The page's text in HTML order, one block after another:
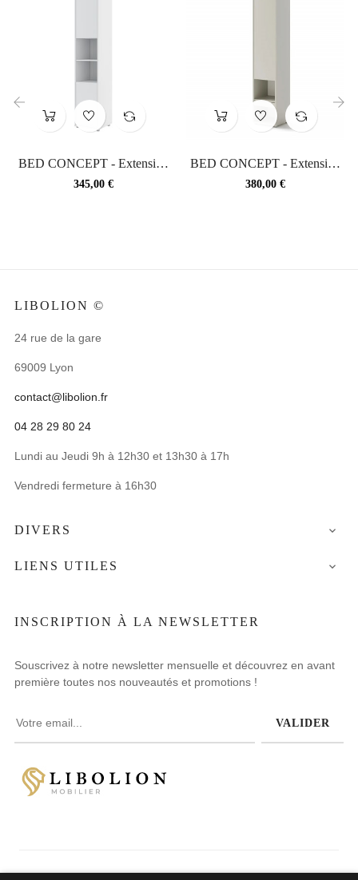
BED CONCEPT - Extension
de rangement pour lit...
Prix
345,00 €
BED CONCEPT - Extension
de rangement pour lit...
Prix
380,00 €
LIBOLION ©
24 rue de la gare
69009 Lyon
contact@libolion.fr
04 28 29 80 24
Lundi au Jeudi 9h à 12h30 et 13h30 à 17h
Vendredi fermeture à 16h30
DIVERS 
LIENS UTILES 
INSCRIPTION À LA NEWSLETTER
Souscrivez à notre newsletter mensuelle et découvrez en avant
première toutes nos nouveautés et promotions !
VALIDER